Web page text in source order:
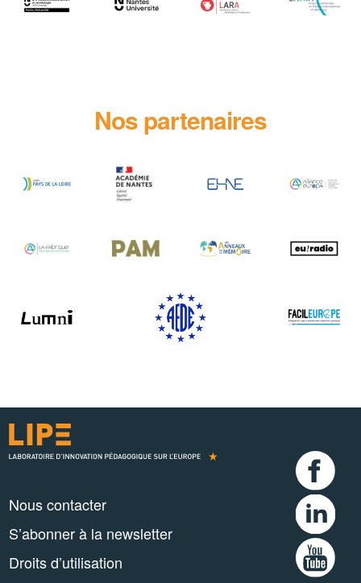
Nos partenaires
Nous contacter
S’abonner à la newsletter
Droits d’utilisation